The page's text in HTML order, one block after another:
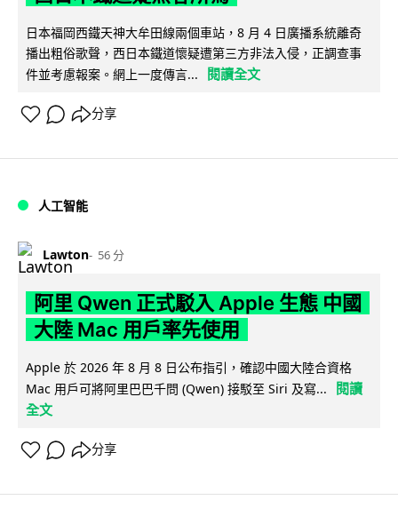
日本福岡西鐵天神大牟田線兩個車站，8 月 4 日廣播系統離奇
播出粗俗歌聲，西日本鐵道懷疑遭第三方非法入侵，正調查事
件並考慮報案。網上一度傳言...
閱讀全文
分享
人工智能
Lawton 56 分
阿里 Qwen 正式駁入 Apple 生態 中國
大陸 Mac 用戶率先使用
Apple 於 2026 年 8 月 8 日公布指引，確認中國大陸合資格
Mac 用戶可將阿里巴巴千問 (Qwen) 接駁至 Siri 及寫...
閱讀
全文
分享